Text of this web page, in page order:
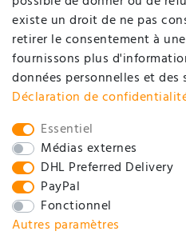
Déclaration de protection de
Conditions générales
clients
Mentions légales
SOCIAL
existe un droit de ne pas
retirer le consentement à
fournissons plus
données personnelles et des
Déclaration de
Essentiel
Médias externes
DHL Preferred Delivery
PayPal
Fonctionnel
Autres paramètres